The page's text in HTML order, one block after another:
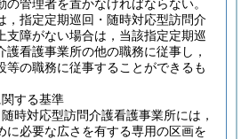
管理者を置かなければならない。
，指定定期巡回・随時対応型訪問介
支障がない場合は，当該指定定期巡
護看護事業所の他の職務に従事し，
等の職務に従事することができるも
する基準
時対応型訪問介護看護事業所には，
に必要な広さを有する専用の区画を